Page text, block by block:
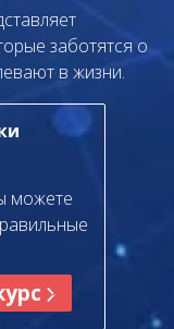
заботятся о
в жизни.
можете